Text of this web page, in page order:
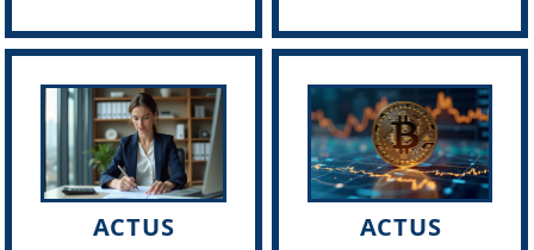
ACTUS ACTUS